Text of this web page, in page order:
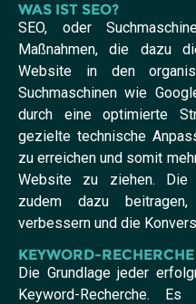
WAS IST SEO?
SEO, oder
Maßnahmen, die dazu
Website in den
Suchmaschinen wie
durch eine optimierte
gezielte technische
zu erreichen und somit
Website zu ziehen. Die
zudem dazu
verbessern und die
KEYWORD-RECHERCHE
Die Grundlage jeder
Keyword-Recherche.